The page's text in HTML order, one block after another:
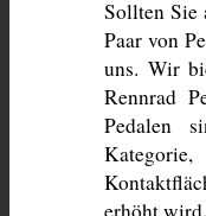
Sollten Sie
Paar von
uns. Wir
Rennrad
Pedalen
erhöht wird.